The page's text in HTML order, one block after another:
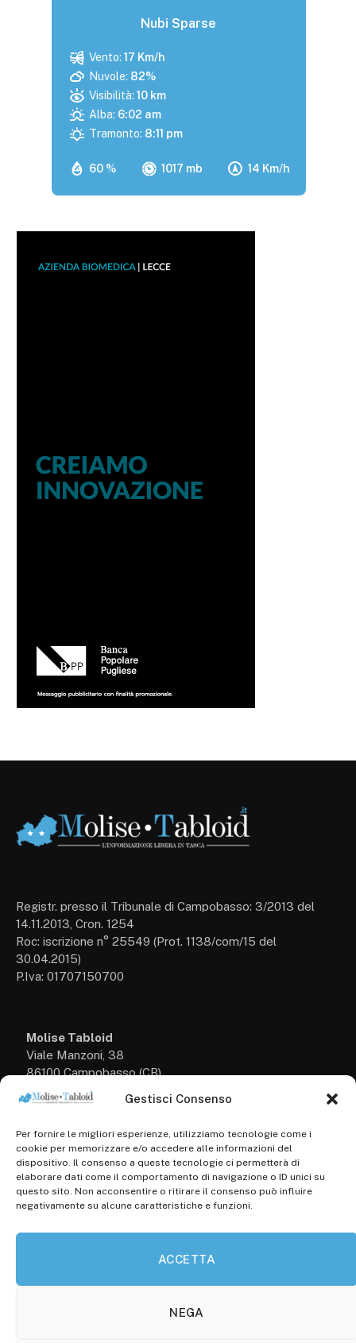
Gestisci Consenso
Per fornire le migliori esperienze, utilizziamo tecnologie come i
cookie per memorizzare e/o accedere alle informazioni del
dispositivo. Il consenso a queste tecnologie ci permetterà di
elaborare dati come il comportamento di navigazione o ID unici su
questo sito. Non acconsentire o ritirare il consenso può influire
negativamente su alcune caratteristiche e funzioni.
ACCETTA
NEGA
Nubi Sparse
60 % 1017 mb 14 Km/h
Vento: 17 Km/h
Nuvole: 82%
Visibilità: 10 km
Alba: 6:02 am
Tramonto: 8:11 pm
Registr. presso il Tribunale di Campobasso: 3/2013 del
14.11.2013, Cron. 1254
Roc: iscrizione n° 25549 (Prot. 1138/com/15 del
30.04.2015)
P.Iva: 01707150700
Molise Tabloid
Viale Manzoni, 38
86100 Campobasso (CB)
+39 3333169466
Scrivici a:
info@molisetabloid.it
commerciale@molisetabloid.it
Disclaimer